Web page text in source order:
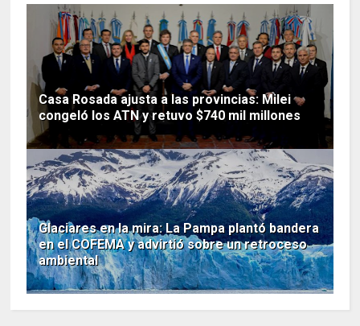
Casa Rosada ajusta a las provincias: Milei
congeló los ATN y retuvo $740 mil millones
Glaciares en la mira: La Pampa plantó bandera
en el COFEMA y advirtió sobre un retroceso
ambiental